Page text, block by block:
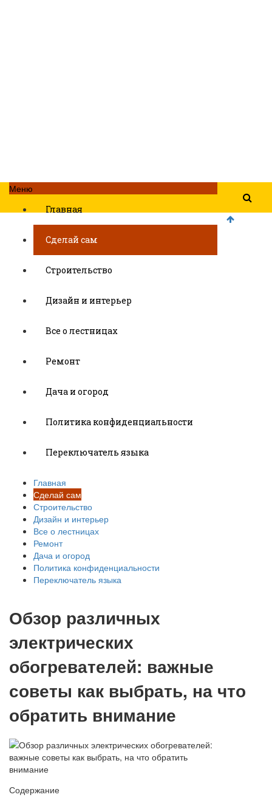
Меню
Главная
Сделай сам
Строительство
Дизайн и интерьер
Все о лестницах
Ремонт
Дача и огород
Политика конфиденциальности
Переключатель языка
Главная
Сделай сам
Строительство
Дизайн и интерьер
Все о лестницах
Ремонт
Дача и огород
Политика конфиденциальности
Переключатель языка
Обзор различных
электрических
обогревателей: важные
советы как выбрать, на что
обратить внимание
Содержание